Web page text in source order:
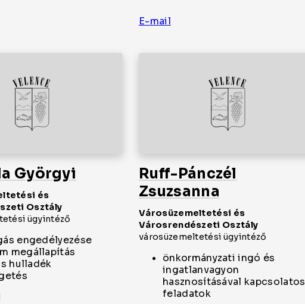
E-mail
Györgyi
és
Osztály
ügyintéző
engedélyezése
megállapítás
hulladék
Ruff-Pánczél
Zsuzsanna
Városüzemeltetési és
Városrendészeti Osztály
városüzemeltetési ügyintéző
önkormányzati ingó és
ingatlanvagyon
hasznosításával kapcsolatos
feladatok